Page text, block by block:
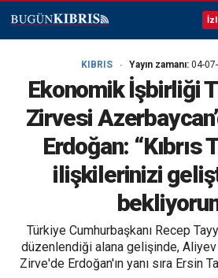
KIBRIS Yayın zamanı: 04-
Ekonomik İşbirliği
Zirvesi
Erdoğan: “Kıbrıs
ilişkilerinizi
Türkiye Cumhurbaşkanı Recep
düzenlendiği alana gelişinde, Aliyev
Zirve'de Erdoğan'ın yanı sıra Ersin